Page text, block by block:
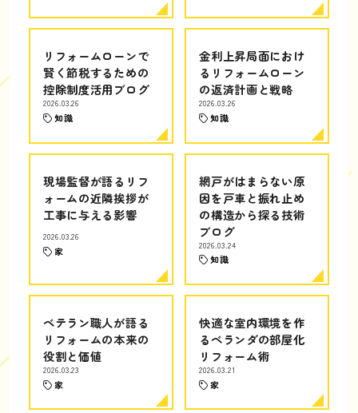
リフォームローンで
賢く節税するための
控除制度活用ブログ
2026.03.26
知識
金利上昇局面におけ
るリフォームローン
の返済計画と戦略
2026.03.26
知識
現場監督が語るリフ
ォームの近隣挨拶が
工事に与える影響
2026.03.26
家
網戸がはまらない原
因を戸車と振れ止め
の構造から探る技術
ブログ
2026.03.24
知識
ベテラン職人が語る
リフォームの本来の
役割と価値
2026.03.23
家
快適な室内環境を作
るベランダの部屋化
リフォーム術
2026.03.21
家